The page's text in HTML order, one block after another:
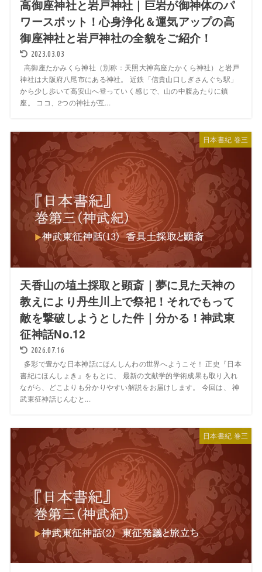
高御座神社と岩戸神社｜巨岩が御神体のパ
ワースポット！心身浄化＆運気アップの高
御座神社と岩戸神社の全貌をご紹介！
2023.03.03
高御座たかみくら神社（別称：天照大神高座たかくら神社）と岩戸
神社は大阪府八尾市にある神社。 近鉄「信貴山口しぎさんぐち駅」
から少し歩いて高安山へ登っていく感じで、山の中腹あたりに鎮
座。 ココ、2つの神社が互...
日本書紀 巻三
天香山の埴土採取と顕斎｜夢に見た天神の
教えにより丹生川上で祭祀！それでもって
敵を撃破しようとした件｜分かる！神武東
征神話No.12
2026.07.16
多彩で豊かな日本神話にほんしんわの世界へようこそ！ 正史『日本
書紀にほんしょき』をもとに、 最新の文献学的学術成果も取り入れ
ながら、どこよりも分かりやすい解説をお届けします。 今回は、 神
武東征神話じんむと...
日本書紀 巻三